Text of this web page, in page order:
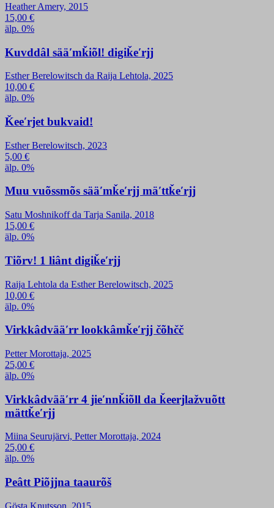
Heather Amery, 2015
15,00 €
älp. 0%
Kuvddâl sääʹmǩiõl! digiǩeʹrjj
Esther Berelowitsch da Raija Lehtola, 2025
10,00 €
älp. 0%
Ǩeeʹrjet bukvaid!
Esther Berelowitsch, 2023
5,00 €
älp. 0%
Muu vuõssmõs sääʹmǩeʹrjj mäʹttǩeʹrjj
Satu Moshnikoff da Tarja Sanila, 2018
15,00 €
älp. 0%
Tiõrv! 1 liânt digiǩeʹrjj
Raija Lehtola da Esther Berelowitsch, 2025
10,00 €
älp. 0%
Virkkâdvääʹrr lookkâmǩeʹrjj čõhčč
Petter Morottaja, 2025
25,00 €
älp. 0%
Virkkâdvääʹrr 4 jieʹnnǩiõll da ǩeerjlažvuõtt
mättǩeʹrjj
Miina Seurujärvi, Petter Morottaja, 2024
25,00 €
älp. 0%
Peâtt Piõjjna taaurõš
Gösta Knutsson, 2015